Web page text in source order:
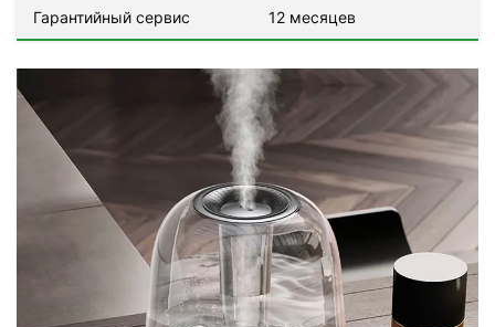
Гарантийный сервис 12 месяцев